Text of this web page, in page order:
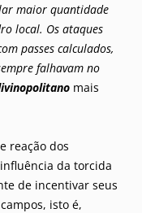
maior quantidade
local. Os ataques
passes calculados,
falhavam no
mais
reação dos
da torcida
de incentivar seus
isto é,